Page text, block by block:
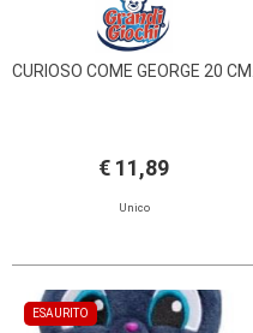
CURIOSO COME GEORGE 20 CM.
€ 11,89
Unico
ESAURITO